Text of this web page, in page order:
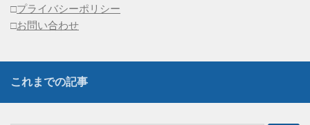
□プライバシーポリシー
□お問い合わせ
これまでの記事